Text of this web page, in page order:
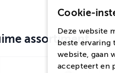
assortiment
Cookie-
Deze website
beste ervaring
website, gaan
accepteert en